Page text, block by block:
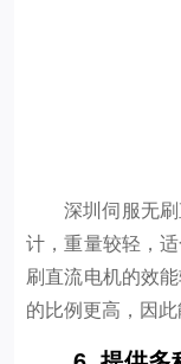
深圳伺服无
计，重量较轻，
刷直流电机的效
的比例更高，因此